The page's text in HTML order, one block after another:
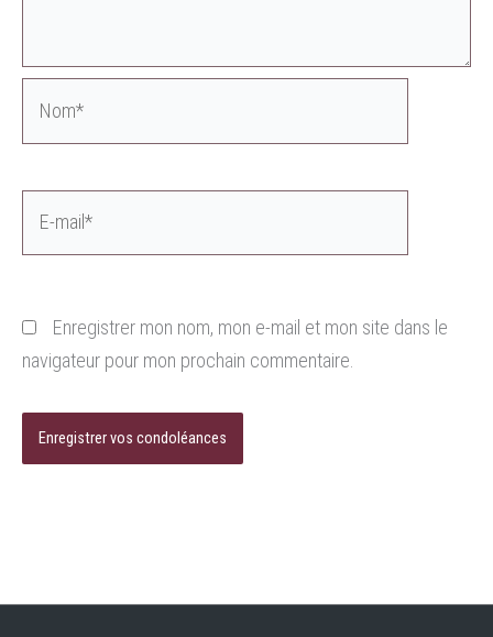
Enregistrer mon nom, mon e-mail et mon site dans le
navigateur pour mon prochain commentaire.